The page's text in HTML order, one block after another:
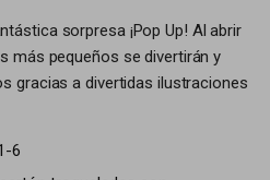
sorpresa ¡Pop Up! Al abrir
más pequeños se divertirán y
gracias a divertidas ilustraciones
6